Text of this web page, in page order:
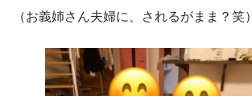
（お義姉さん夫婦に、されるがまま？笑）